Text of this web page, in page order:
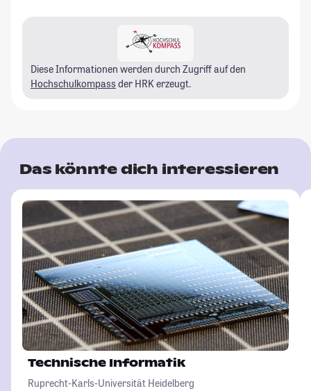
Diese Informationen werden durch Zugriff auf den
Hochschulkompass der HRK erzeugt.
Das könnte dich interessieren
Technische Informatik
Ruprecht-Karls-Universität Heidelberg